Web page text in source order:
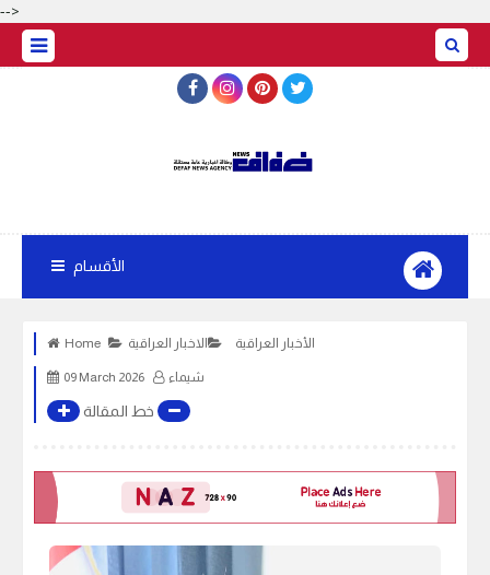
-->
الأقسام
Home الأخبار العراقية الاخبار العراقية
09 March 2026 شيماء
خط المقالة